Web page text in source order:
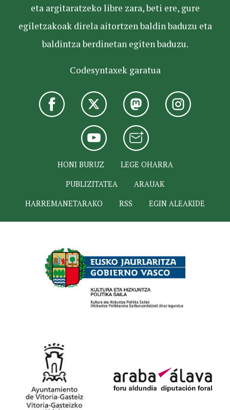
eta argitaratzeko libre zara, beti ere, gure
egiletzakoak direla aitortzen baldin baduzu eta
baldintza berdinetan egiten baduzu.
Codesyntaxek garatua
HONI BURUZ
LEGE OHARRA
PUBLIZITATEA
ARAUAK
HARREMANETARAKO
RSS EGIN ALEAKIDE